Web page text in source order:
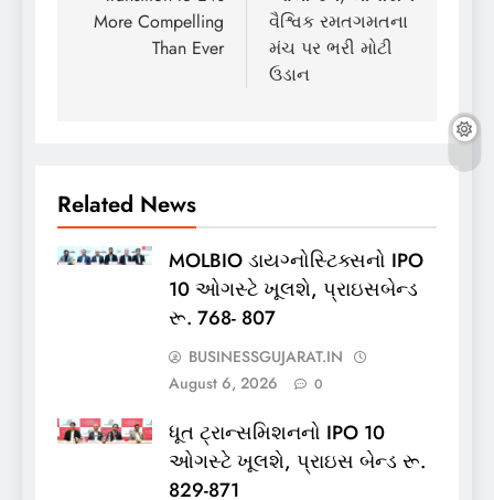
More Compelling
Than Ever
વૈશ્વિક રમતગમતના
મંચ પર ભરી મોટી
ઉડાન
Related News
MOLBIO ડાયગ્નોસ્ટિક્સનો IPO
10 ઓગસ્ટે ખૂલશે, પ્રાઇસબેન્ડ
રૂ. 768- 807
BUSINESSGUJARAT.IN
August 6, 2026
0
ધૂત ટ્રાન્સમિશનનો IPO 10
ઓગસ્ટે ખૂલશે, પ્રાઇસ બેન્ડ રૂ.
829-871